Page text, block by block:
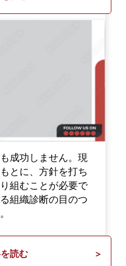
成功しません。現
とに、方針を打ち
組むことが必要で
組織診断の目のつ
読む